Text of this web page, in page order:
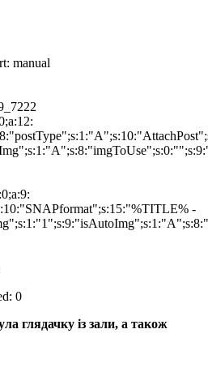
manual
-
0
глядачку із зали, а також